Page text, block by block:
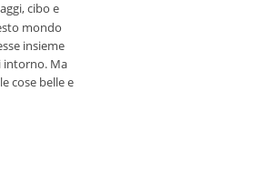
cibo e
mondo
insieme
intorno. Ma
cose belle e